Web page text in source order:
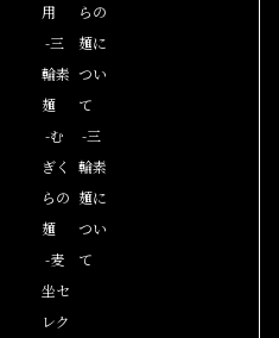
用
-三
輪素
麺
-む
ぎく
らの
麺
-麦
坐セ
レク
らの
麺に
つい
て
-三
輪素
麺に
つい
て